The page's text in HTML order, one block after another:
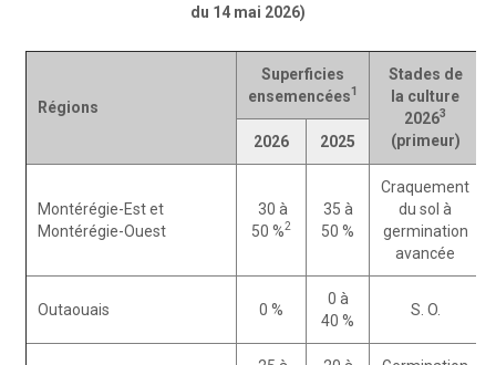
du 14 mai 2026)
Régions
Superficies
ensemencées1
Stades de
la culture
20263
(primeur)
2026 2025
Montérégie-Est et
Montérégie-Ouest
30 à
50 %2
35 à
50 %
Craquement
du sol à
germination
avancée
Outaouais 0 %
0 à
40 %
S. O.